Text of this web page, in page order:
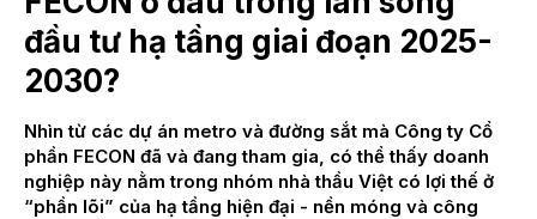
đầu tư hạ tầng giai đoạn 2025-
2030?
Nhìn từ các dự án metro và đường sắt mà Công ty Cổ
phần FECON đã và đang tham gia, có thể thấy doanh
nghiệp này nằm trong nhóm nhà thầu Việt có lợi thế ở
“phần lõi” của hạ tầng hiện đại - nền móng và công